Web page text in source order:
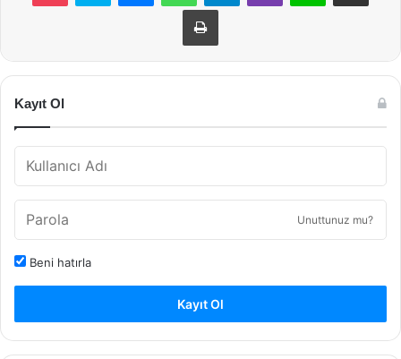
Yazdır
Kayıt Ol
Unuttunuz mu?
Beni hatırla
Kayıt Ol